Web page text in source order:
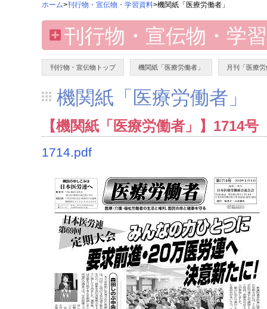
ホーム>刊行物・宣伝物・学習資料>機関紙「医療労働者」
刊行物・宣伝物・学
刊行物・宣伝物トップ 機関紙「医療労働者」 月刊「医療
機関紙「医療労働者」
【機関紙「医療労働者」】1714号
1714.pdf